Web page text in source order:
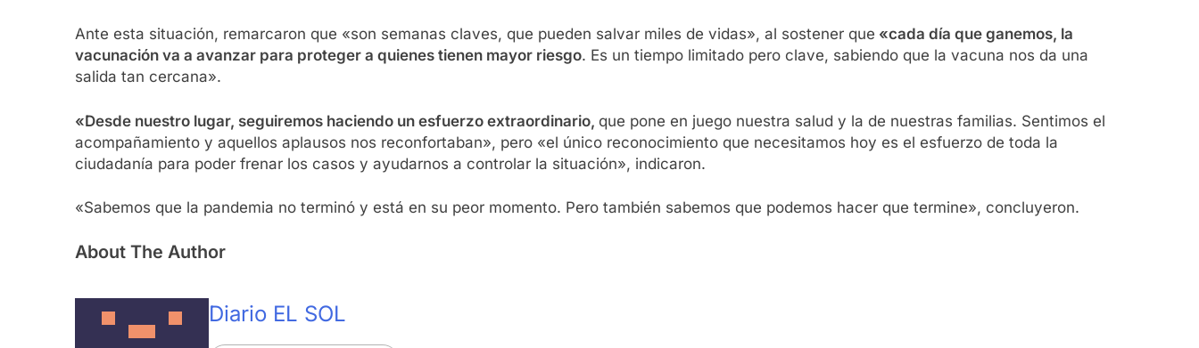
Ante esta situación, remarcaron que «son semanas claves, que pueden salvar miles de vidas», al sostener que «cada día que ganemos, la
vacunación va a avanzar para proteger a quienes tienen mayor riesgo. Es un tiempo limitado pero clave, sabiendo que la vacuna nos da una
salida tan cercana».
«Desde nuestro lugar, seguiremos haciendo un esfuerzo extraordinario, que pone en juego nuestra salud y la de nuestras familias. Sentimos el
acompañamiento y aquellos aplausos nos reconfortaban», pero «el único reconocimiento que necesitamos hoy es el esfuerzo de toda la
ciudadanía para poder frenar los casos y ayudarnos a controlar la situación», indicaron.
«Sabemos que la pandemia no terminó y está en su peor momento. Pero también sabemos que podemos hacer que termine», concluyeron.
About The Author
Diario EL SOL